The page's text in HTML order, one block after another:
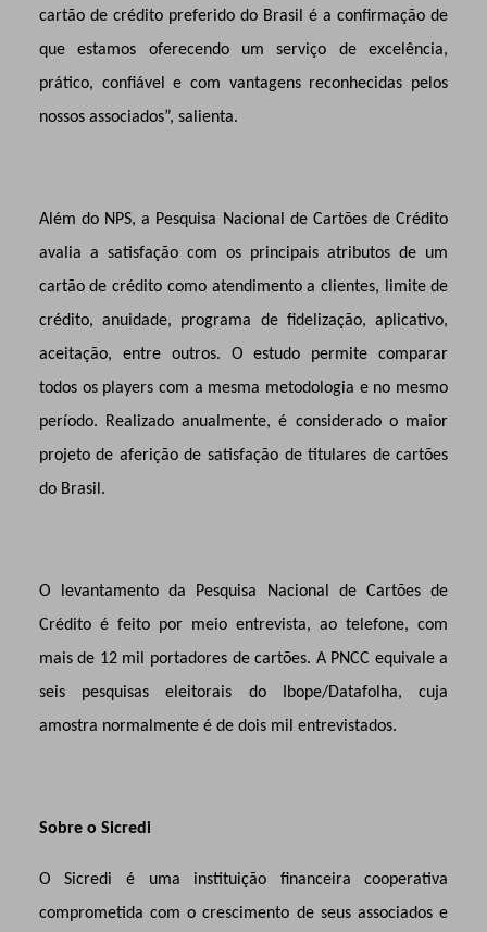
cartão de crédito preferido do Brasil é a confirmação de
que estamos oferecendo um serviço de excelência,
prático, confiável e com vantagens reconhecidas pelos
nossos associados”, salienta.
Além do NPS, a Pesquisa Nacional de Cartões de Crédito
avalia a satisfação com os principais atributos de um
cartão de crédito como atendimento a clientes, limite de
crédito, anuidade, programa de fidelização, aplicativo,
aceitação, entre outros. O estudo permite comparar
todos os players com a mesma metodologia e no mesmo
período. Realizado anualmente, é considerado o maior
projeto de aferição de satisfação de titulares de cartões
do Brasil.
O levantamento da Pesquisa Nacional de Cartões de
Crédito é feito por meio entrevista, ao telefone, com
mais de 12 mil portadores de cartões. A PNCC equivale a
seis pesquisas eleitorais do Ibope/Datafolha, cuja
amostra normalmente é de dois mil entrevistados.
Sobre o Sicredi
O Sicredi é uma instituição financeira cooperativa
comprometida com o crescimento de seus associados e